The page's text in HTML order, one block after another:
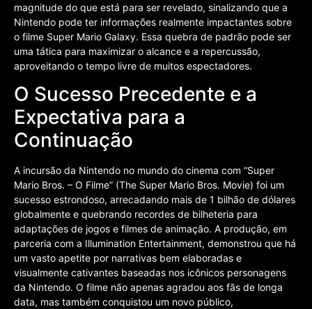
magnitude do que está para ser revelado, sinalizando que a
Nintendo pode ter informações realmente impactantes sobre
o filme Super Mario Galaxy. Essa quebra de padrão pode ser
uma tática para maximizar o alcance e a repercussão,
aproveitando o tempo livre de muitos espectadores.
O Sucesso Precedente e a
Expectativa para a
Continuação
A incursão da Nintendo no mundo do cinema com “Super
Mario Bros. – O Filme” (The Super Mario Bros. Movie) foi um
sucesso estrondoso, arrecadando mais de 1 bilhão de dólares
globalmente e quebrando recordes de bilheteria para
adaptações de jogos e filmes de animação. A produção, em
parceria com a Illumination Entertainment, demonstrou que há
um vasto apetite por narrativas bem elaboradas e
visualmente cativantes baseadas nos icônicos personagens
da Nintendo. O filme não apenas agradou aos fãs de longa
data, mas também conquistou um novo público,